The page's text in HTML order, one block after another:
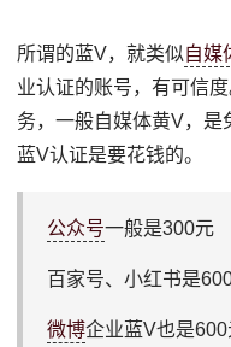
所谓的蓝V，就类似自媒
业认证的账号，有可信
务，一般自媒体黄V，是
蓝V认证是要花钱的。
公众号一般是300元
百家号、小红书是
微博企业蓝V也是600